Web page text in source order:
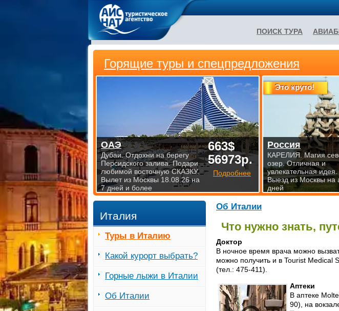
Об Италии
Что нужно знать,
Доктор
В ночное время врача можно
можно получить и в Tourist Medical
(тел.: 475-411).
Аптеки
В аптеке
90), на
Италия
Туры в Италию
Какой курорт выбрать?
Горные лыжи в Италии
Об Италии
Горящие туры и спецпредложения
663$
56973р.
Подробнее
ОАЭ
Дубаи. Отдохни на берегу
Персидского залива. Подари
любимой восточную СКАЗКУ.
Вылет из Москвы 18.08.26 на
7 дней и более
Это круто!
Россия
КАРЕЛИЯ. Магия
озер. Отличная и
увлекательная идея.
Выезд из Москвы на
дней
ПОИСК ТУРА